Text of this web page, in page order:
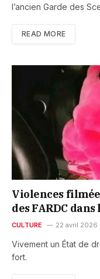
l’ancien Garde des
READ MORE
Violences
des FARDC
CULTURE 22 avril 2026
Vivement un État de
fort.